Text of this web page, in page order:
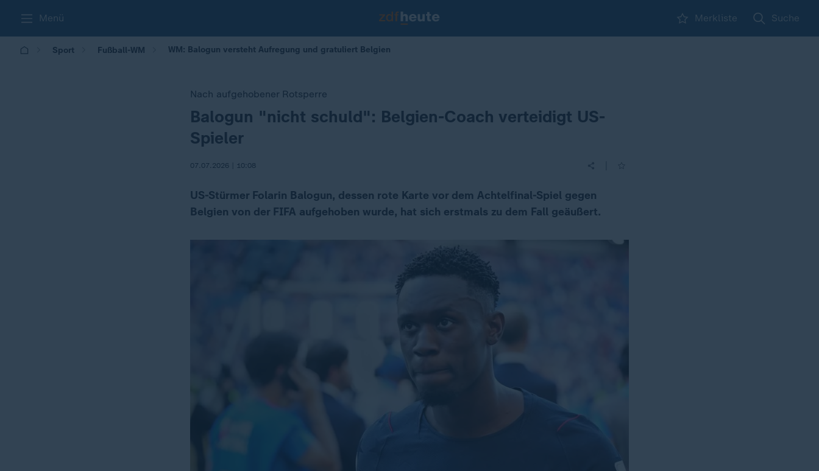
Menü Merkliste Suche
Sport Fußball-WM WM: Balogun versteht Aufregung und gratuliert Belgien
Nach aufgehobener Rotsperre
:Balogun "nicht schuld": Belgien-Coach verteidigt US-
Spieler
07.07.2026 | 10:08
US-Stürmer Folarin Balogun, dessen rote Karte vor dem Achtelfinal-Spiel gegen
Belgien von der FIFA aufgehoben wurde, hat sich erstmals zu dem Fall geäußert.